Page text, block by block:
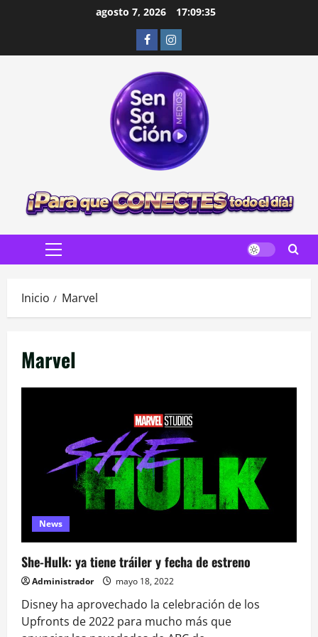
agosto 7, 2026 17:09:37
FacebookInstagram
Menú
Inicio Marvel
Marvel
News
She-Hulk: ya tiene tráiler y fecha de estreno
Administrador mayo 18, 2022
Disney ha aprovechado la celebración de los
Upfronts de 2022 para mucho más que